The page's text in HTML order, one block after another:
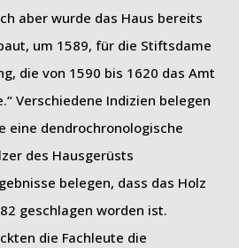
aber wurde das Haus bereits
um 1589, für die Stiftsdame
die von 1590 bis 1620 das Amt
Verschiedene Indizien belegen
eine dendrochronologische
des Hausgerüsts
belegen, dass das Holz
geschlagen worden ist.
die Fachleute die